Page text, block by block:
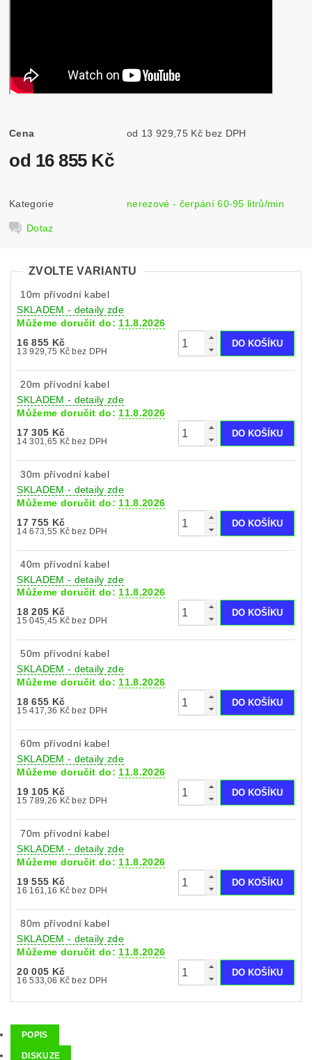
Cena od 13 929,75 Kč bez DPH
od 16 855 Kč
Kategorie nerezové - čerpání 60-95 litrů/min
Dotaz
ZVOLTE VARIANTU
10m přívodní kabel
SKLADEM - detaily zde
Můžeme doručit do: 11.8.2026
16 855 Kč
13 929,75 Kč bez DPH
20m přívodní kabel
SKLADEM - detaily zde
Můžeme doručit do: 11.8.2026
17 305 Kč
14 301,65 Kč bez DPH
30m přívodní kabel
SKLADEM - detaily zde
Můžeme doručit do: 11.8.2026
17 755 Kč
14 673,55 Kč bez DPH
40m přívodní kabel
SKLADEM - detaily zde
Můžeme doručit do: 11.8.2026
18 205 Kč
15 045,45 Kč bez DPH
50m přívodní kabel
SKLADEM - detaily zde
Můžeme doručit do: 11.8.2026
18 655 Kč
15 417,36 Kč bez DPH
60m přívodní kabel
SKLADEM - detaily zde
Můžeme doručit do: 11.8.2026
19 105 Kč
15 789,26 Kč bez DPH
70m přívodní kabel
SKLADEM - detaily zde
Můžeme doručit do: 11.8.2026
19 555 Kč
16 161,16 Kč bez DPH
80m přívodní kabel
SKLADEM - detaily zde
Můžeme doručit do: 11.8.2026
20 005 Kč
16 533,06 Kč bez DPH
POPIS
DISKUZE